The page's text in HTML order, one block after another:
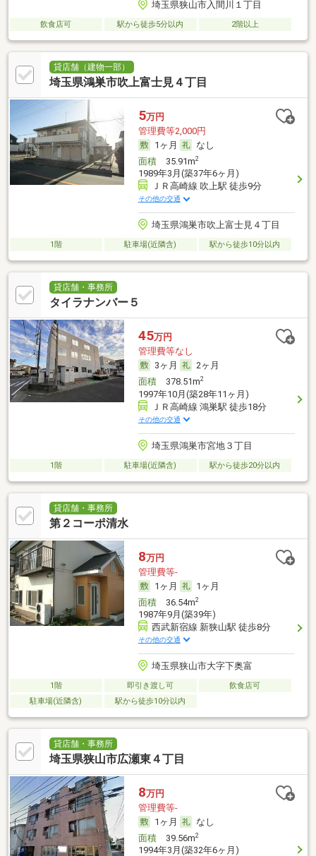
埼玉県狭山市入間川１丁目
飲食店可 駅から徒歩5分以内 2階以上
貸店舗（建物一部）
埼玉県鴻巣市吹上富士見４丁目
5万円
管理費等2,000円
1ヶ月
なし
面積35.91m2
1989年3月(築37年6ヶ月)
ＪＲ高崎線 吹上駅 徒歩9分
その他の交通
埼玉県鴻巣市吹上富士見４丁目
1階 駐車場(近隣含) 駅から徒歩10分以内
貸店舗・事務所
タイラナンバー５
45万円
管理費等なし
3ヶ月
2ヶ月
面積378.51m2
1997年10月(築28年11ヶ月)
ＪＲ高崎線 鴻巣駅 徒歩18分
その他の交通
埼玉県鴻巣市宮地３丁目
1階 駐車場(近隣含) 駅から徒歩20分以内
貸店舗・事務所
第２コーポ清水
8万円
管理費等-
1ヶ月
1ヶ月
面積36.54m2
1987年9月(築39年)
西武新宿線 新狭山駅 徒歩8分
その他の交通
埼玉県狭山市大字下奥富
1階 即引き渡し可
飲食店可
駐車場(近隣含)
駅から徒歩10分以内
貸店舗・事務所
埼玉県狭山市広瀬東４丁目
8万円
管理費等-
1ヶ月
なし
面積39.56m2
1994年3月(築32年6ヶ月)